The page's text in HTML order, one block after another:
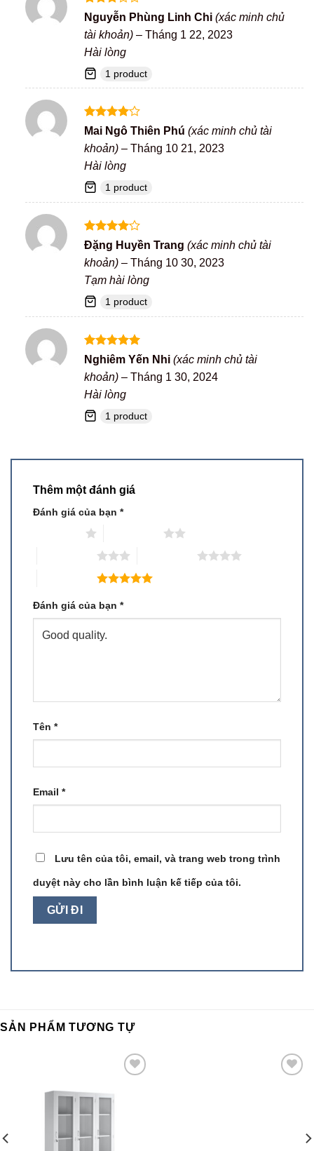
Được
xếp
hạng3
5 sao
Nguyễn Phùng Linh Chi (xác minh chủ
tài khoản) – Tháng 1 22, 2023
Hài lòng
1 product
Được
xếp hạng
45 sao
Mai Ngô Thiên Phú (xác minh chủ tài
khoản) – Tháng 10 21, 2023
Hài lòng
1 product
Được
xếp hạng
45 sao
Đặng Huyền Trang (xác minh chủ tài
khoản) – Tháng 10 30, 2023
Tạm hài lòng
1 product
Được xếp
hạng
sao
Nghiêm Yến Nhi (xác minh chủ tài
khoản) – Tháng 1 30, 2024
Hài lòng
1 product
Thêm một đánh giá
Đánh giá của bạn *
Đánh giá của bạn *
Tên *
Email *
Lưu tên của tôi, email, và trang web trong trình
duyệt này cho lần bình luận kế tiếp của tôi.
SẢN PHẨM TƯƠNG TỰ